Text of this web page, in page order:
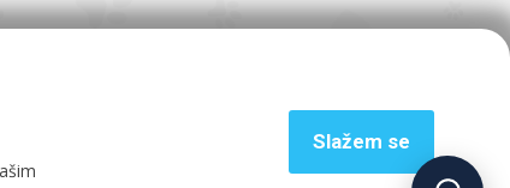
Slažem se